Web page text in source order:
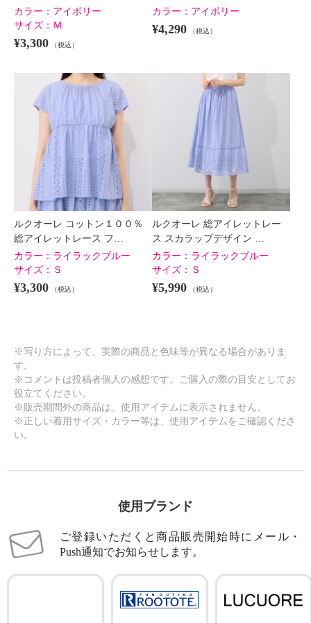
カラー： アイボリー
サイズ： Ｍ
¥3,300 （税込）
カラー： アイボリー
¥4,290 （税込）
ルクオーレ コットン１００％
総アイレットレース フ…
カラー： ライラックブルー
サイズ： Ｓ
¥3,300 （税込）
ルクオーレ 総アイレットレー
ス スカラップデザイン …
カラー： ライラックブルー
サイズ： Ｓ
¥5,990 （税込）
※写り方によって、実際の商品と色味等が異なる場合がありま
す。
※コメントは投稿者個人の感想です。ご購入の際の目安としてお
役立てください。
※販売期間外の商品は、使用アイテムに表示されません。
※正しい着用サイズ・カラー等は、使用アイテムをご確認くださ
い。
使用ブランド
ご登録いただくと商品販売開始時にメール・
Push通知でお知らせします。